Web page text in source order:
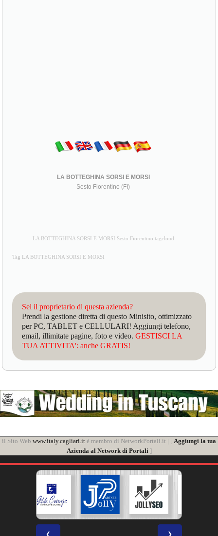
LA BOTTEGHINA SORSI E MORSI
Sesto Fiorentino (FI)
LA BOTTEGHINA SORSI E MORSI Sesto Fiorentino tagcloud
Tag LA BOTTEGHINA SORSI E MORSI
Sei il proprietario di questa azienda?
Prendi la gestione diretta di questo Minisito, ottimizzato
per PC, TABLET e CELLULARI! Aggiungi telefono,
email, illimitate pagine, foto e video.GESTISCI LA
TUA ATTIVITA': anche GRATIS!
il Sito Web www.italy.cagliari.it è membro di NetworkPortali.it | [ Aggiungi la tua
Azienda al Network di Portali]
❮ ❯